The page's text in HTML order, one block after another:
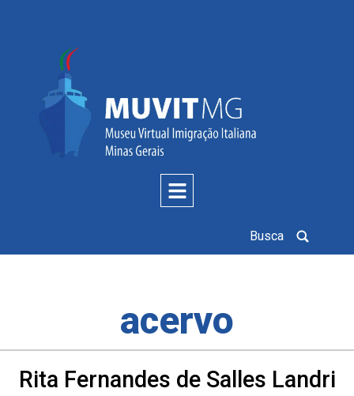
Busca
acervo
Rita Fernandes de Salles Landri